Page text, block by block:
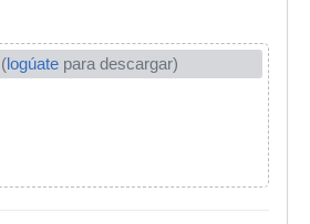
logúate para descargar)